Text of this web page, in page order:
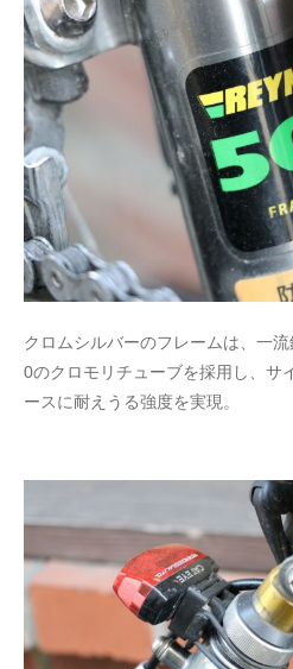
クロムシルバーのフレームは、一
0のクロモリチューブを採用し、サ
ースに耐えうる強度を実現。